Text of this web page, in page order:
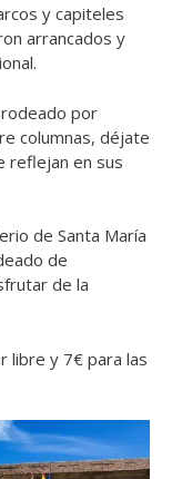
y capiteles
arrancados y
por
columnas, déjate
reflejan en sus
de Santa María
de
de la
libre y 7€ para las